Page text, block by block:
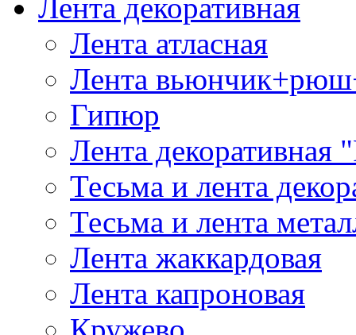
Лента декоративная
Лента атласная
Лента
Гипюр
Лента декоративная
Тесьма и лента
Тесьма и лента
Лента жаккардовая
Лента капроновая